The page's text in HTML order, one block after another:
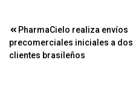
Navegación
de
PharmaCielo realiza envíos
precomerciales iniciales a dos
clientes brasileños